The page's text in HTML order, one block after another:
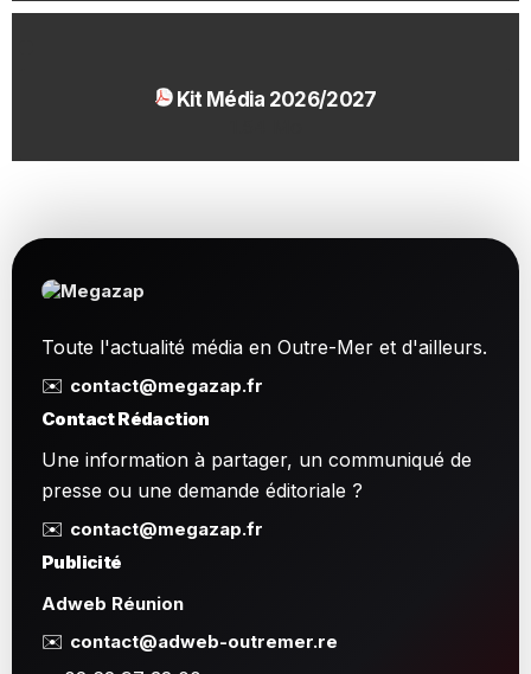
Kit Média 2026/2027
Toute l'actualité média en Outre-Mer et d'ailleurs.
✉️ contact@megazap.fr
Contact Rédaction
Une information à partager, un communiqué de
presse ou une demande éditoriale ?
✉️ contact@megazap.fr
Publicité
Adweb Réunion
✉️ contact@adweb-outremer.re